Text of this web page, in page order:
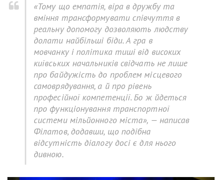
«Тому що емпатія, віра в дружбу та
вміння трансформувати співчуття в
реальну допомогу дозволяють людству
долати найбільші біди. А гра в
мовчанку і політика тиші від високих
київських начальників свідчать не лише
про байдужість до проблем місцевого
самоврядування, а й про рівень
професійної компетенції. Бо ж йдеться
про функціонування транспортної
системи мільйонного міста», — написав
Філатов, додавши, що подібна
відсутність діалогу досі є для нього
дивною.